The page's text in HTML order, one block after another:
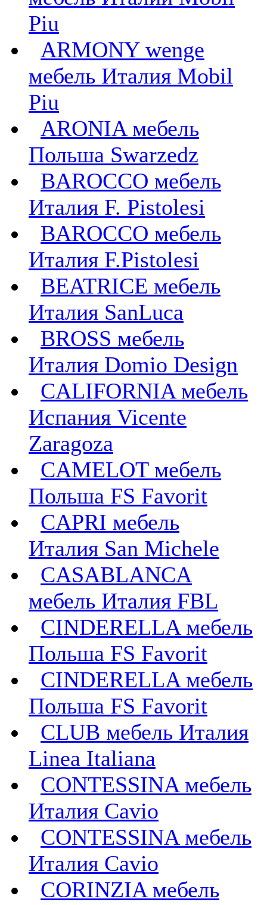
Piu
ARMONY wenge
мебель Италия Mobil
Piu
ARONIA мебель
Польша Swarzedz
BAROCCO мебель
Италия F. Pistolesi
BAROCCO мебель
Италия F.Pistolesi
BEATRICE мебель
Италия SanLuca
BROSS мебель
Италия Domio Design
CALIFORNIA мебель
Испания Vicente
Zaragoza
CAMELOT мебель
Польша FS Favorit
CAPRI мебель
Италия San Michele
CASABLANCA
мебель Италия FBL
CINDERELLA мебель
Польша FS Favorit
CINDERELLA мебель
Польша FS Favorit
CLUB мебель Италия
Linea Italiana
CONTESSINA мебель
Италия Cavio
CONTESSINA мебель
Италия Сavio
CORINZIA мебель